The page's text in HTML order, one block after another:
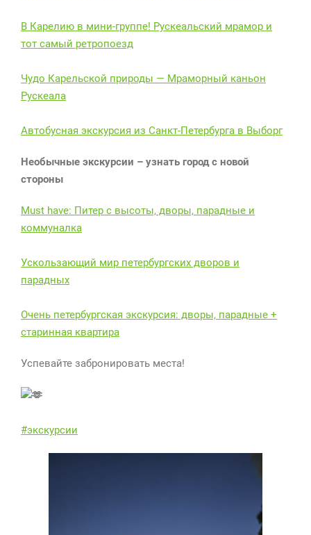
В Карелию в мини-группе! Рускеальский мрамор и
тот самый ретропоезд
Чудо Карельской природы — Мраморный каньон
Рускеала
Автобусная экскурсия из Санкт-Петербурга в Выборг
Необычные экскурсии – узнать город с новой
стороны
Must have: Питер с высоты, дворы, парадные и
коммуналка
Ускользающий мир петербургских дворов и
парадных
Очень петербургская экскурсия: дворы, парадные +
старинная квартира
Успевайте забронировать места!
#экскурсии